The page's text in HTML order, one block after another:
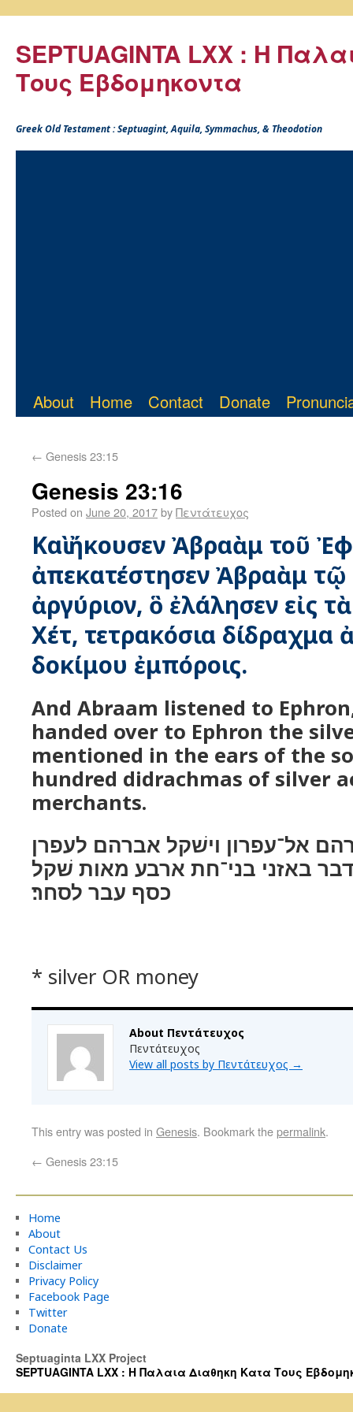
SEPTUAGINTA LXX : Η
Τους Εβδομηκοντα
Greek Old Testament : Septuagint, Aquila, Symmachus, & Theodotion
About Home Contact Donate
← Genesis 23:15
Genesis 23:16
Posted on June 20, 2017byΠεντάτευχος
Καὶ ἤκουσεν Ἀβραὰμ τοῦ
ἀπεκατέστησεν Ἀβραὰμ
ἀργύριον, ὃ ἐλάλησεν εἰς
Χέτ, τετρακόσια δίδραχμα
δοκίμου ἐμπόροις.
And Abraam listened to
handed over to Ephron the
mentioned in the ears of the
hundred didrachmas of silver
merchants.
אל־עפרון וישׁקל אברהם לעפרן
באזני בני־חת ארבע מאות שׁקל
כסף עבר לסחר׃
* silver OR money
About Πεντάτευχος
Πεντάτευχος
View all posts by Πεντάτευχος →
This entry was posted in Genesis. Bookmark thepermalink.
← Genesis 23:15
Home
About
Contact Us
Disclaimer
Privacy Policy
Facebook Page
Twitter
Donate
Septuaginta LXX Project
SEPTUAGINTA LXX : Η Παλαια Διαθηκη Κατα Τους